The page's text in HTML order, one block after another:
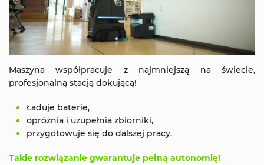
Maszyna współpracuje z najmniejszą na świecie,
profesjonalną stacją dokującą!
Ładuje baterie,
opróżnia i uzupełnia zbiorniki,
przygotowuje się do dalszej pracy.
Takie rozwiązanie gwarantuje pełną autonomię!